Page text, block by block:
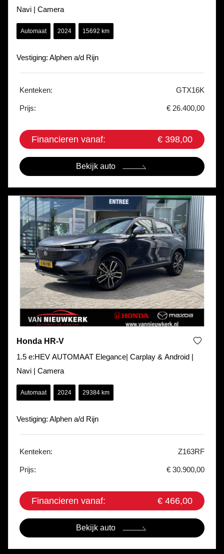
Navi | Camera
Automaat 2024 15692 km
Vestiging: Alphen a/d Rijn
Kenteken: GTX16K
Prijs: € 26.400,00
Financieren vanaf: € 398,00
Bekijk auto
Honda HR-V
1.5 e:HEV AUTOMAAT Elegance| Carplay & Android |
Navi | Camera
Automaat 2024 29384 km
Vestiging: Alphen a/d Rijn
Kenteken: Z163RF
Prijs: € 30.900,00
Financieren vanaf: € 466,00
Bekijk auto